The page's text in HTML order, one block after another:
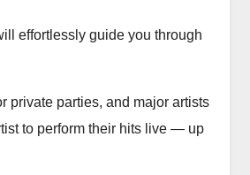
effortlessly guide you through
private parties, and major artists
to perform their hits live — up